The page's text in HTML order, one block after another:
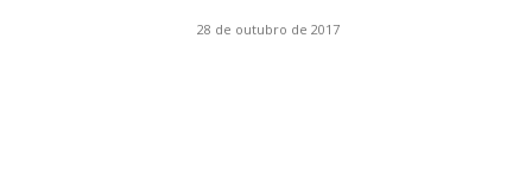
28 de outubro de 2017